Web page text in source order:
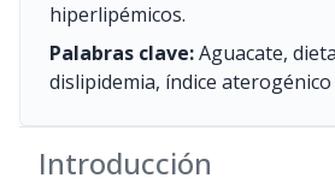
hiperlipémicos.
Palabras clave:Aguacate,
dislipidemia, índice aterogénico
Introducción